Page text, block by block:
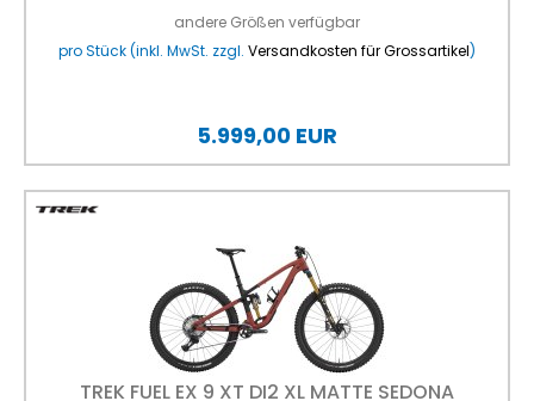
andere Größen verfügbar
pro Stück (inkl. MwSt. zzgl. Versandkosten für Grossartikel)
5.999,00 EUR
TREK FUEL EX 9 XT DI2 XL MATTE SEDONA